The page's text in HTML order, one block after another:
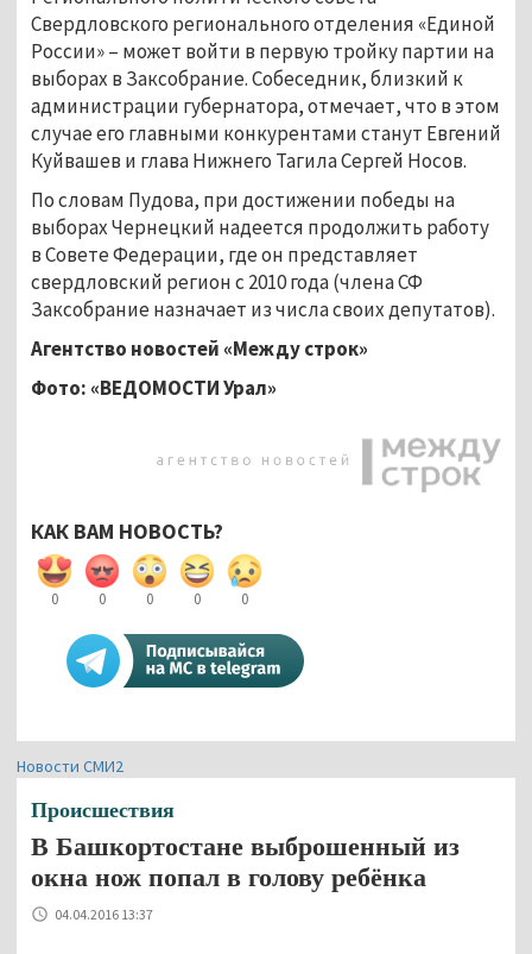
Свердловского регионального отделения «Единой
России» – может войти в первую тройку партии на
выборах в Заксобрание. Собеседник, близкий к
администрации губернатора, отмечает, что в этом
случае его главными конкурентами станут Евгений
Куйвашев и глава Нижнего Тагила Сергей Носов.
По словам Пудова, при достижении победы на
выборах Чернецкий надеется продолжить работу
в Совете Федерации, где он представляет
свердловский регион с 2010 года (члена СФ
Заксобрание назначает из числа своих депутатов).
Агентство новостей «Между строк»
Фото: «ВЕДОМОСТИ Урал»
КАК ВАМ НОВОСТЬ?
0 0 0 0 0
Новости СМИ2
Происшествия
В Башкортостане выброшенный из
окна нож попал в голову ребёнка
04.04.2016 13:37